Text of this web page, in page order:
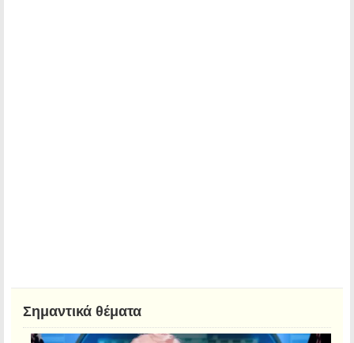
Σημαντικά θέματα